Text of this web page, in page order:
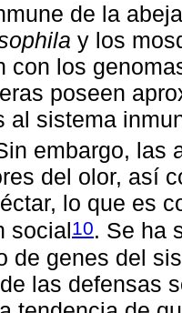
de la
y los
con los
poseen
al sistema
embargo, las
del olor, así
lo que es
social10. Se ha
de genes del
las defensas